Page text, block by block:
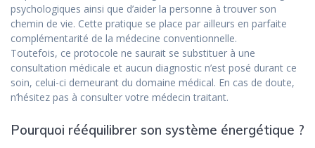
psychologiques ainsi que d’aider la personne à trouver son
chemin de vie. Cette pratique se place par ailleurs en parfaite
complémentarité de la médecine conventionnelle.
Toutefois, ce protocole ne saurait se substituer à une
consultation médicale et aucun diagnostic n’est posé durant ce
soin, celui-ci demeurant du domaine médical. En cas de doute,
n’hésitez pas à consulter votre médecin traitant.
Pourquoi rééquilibrer son système énergétique ?